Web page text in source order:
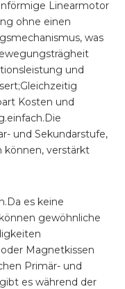
Linearmotor
ohne einen
was
und
Kosten und
und Sekundarstufe,
können, verstärkt
es keine
gewöhnliche
Magnetkissen
Primär- und
es während der